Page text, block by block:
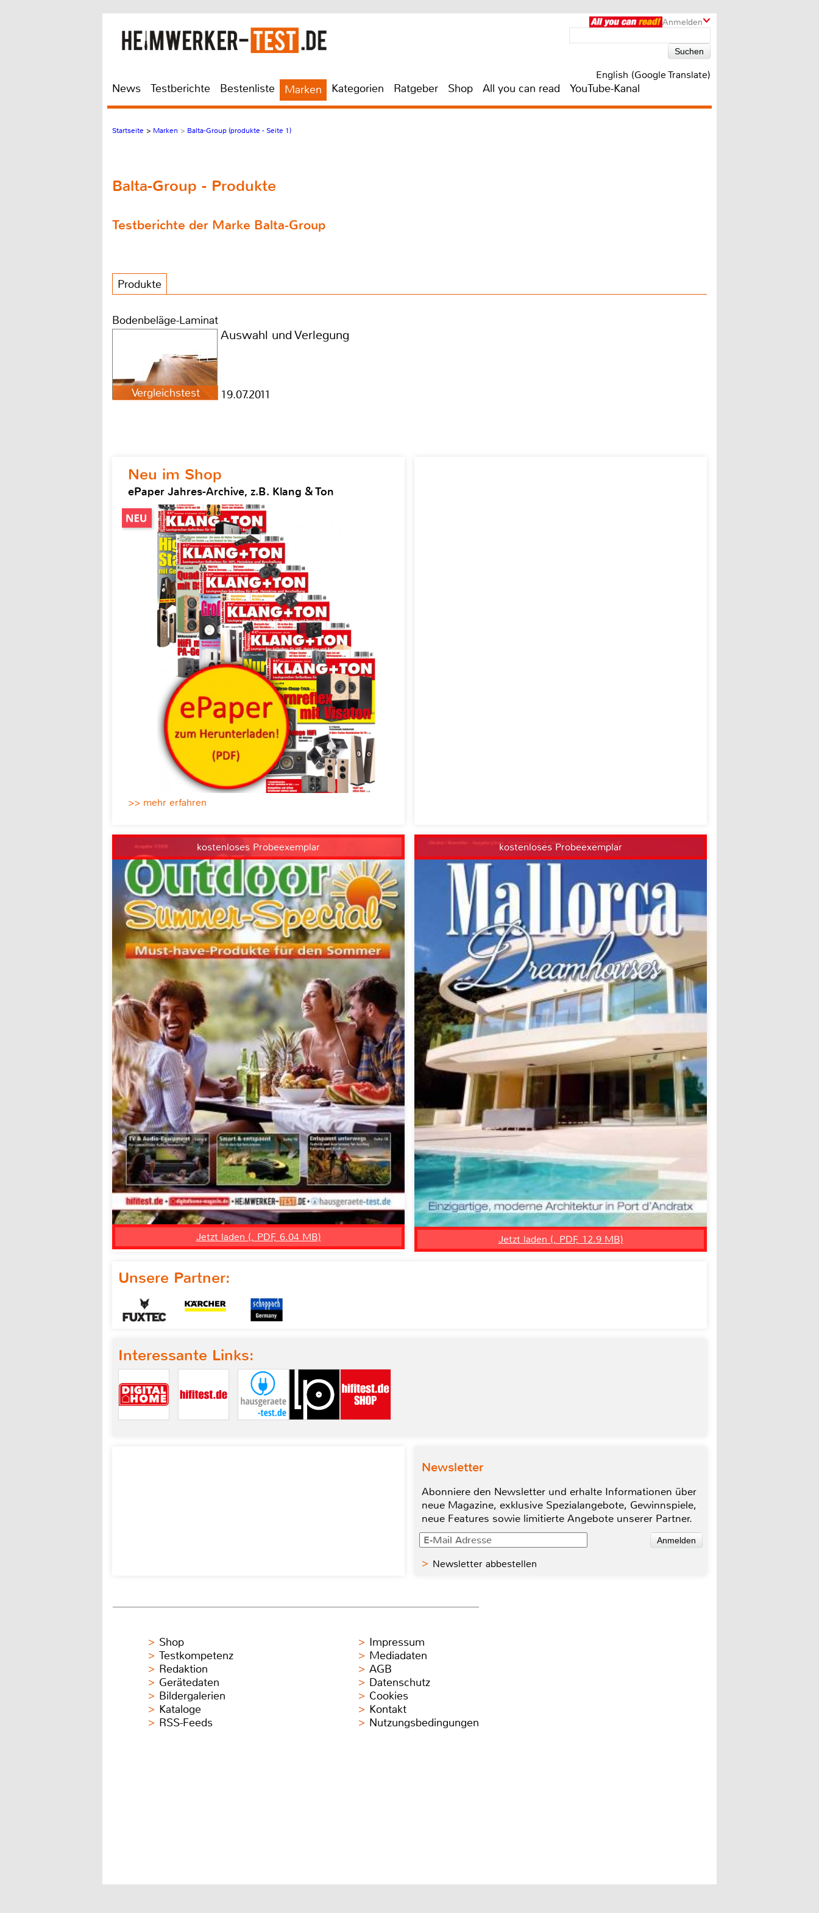
Anmelden
English (Google Translate)
News Testberichte Bestenliste Marken Kategorien Ratgeber Shop All you can read YouTube-Kanal
Startseite > Marken > Balta-Group (produkte - Seite 1)
Balta-Group - Produkte
Testberichte der Marke Balta-Group
Produkte
Bodenbeläge-Laminat
Vergleichstest
Auswahl und Verlegung
19.07.2011
Neu im Shop
ePaper Jahres-Archive, z.B. Klang & Ton
>> mehr erfahren
kostenloses Probeexemplar
Jetzt laden (, PDF, 6.04 MB)
kostenloses Probeexemplar
Jetzt laden (, PDF, 12.9 MB)
Unsere Partner:
Interessante Links:
Newsletter
Abonniere den Newsletter und erhalte Informationen über
neue Magazine, exklusive Spezialangebote, Gewinnspiele,
neue Features sowie limitierte Angebote unserer Partner.
Newsletter abbestellen
Shop
Testkompetenz
Redaktion
Gerätedaten
Bildergalerien
Kataloge
RSS-Feeds
Impressum
Mediadaten
AGB
Datenschutz
Cookies
Kontakt
Nutzungsbedingungen